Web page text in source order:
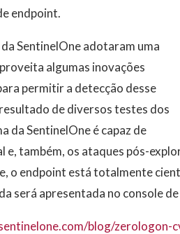
endpoint.
SentinelOne adotaram uma
algumas inovações
permitir a detecção desse
de diversos testes dos
da SentinelOne é capaz de
e, também, os ataques pós-
o endpoint está totalmente
será apresentada no console
blog/